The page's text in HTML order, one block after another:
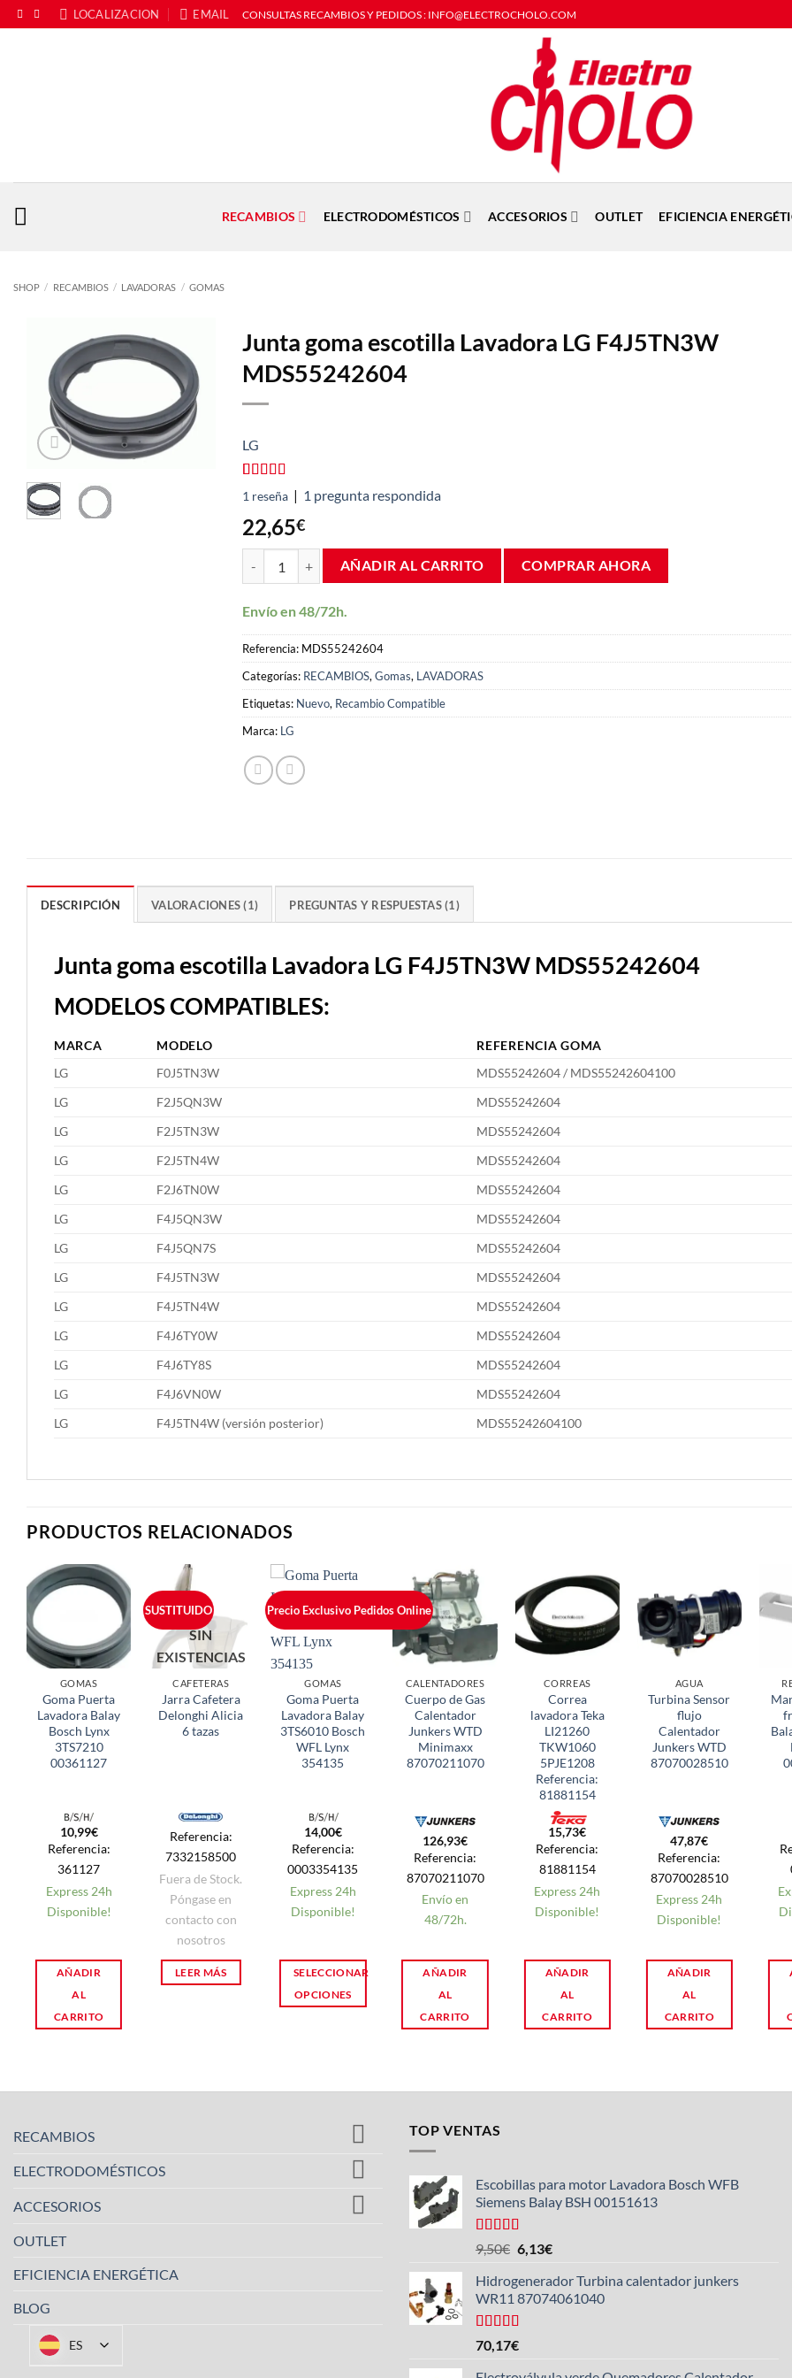
Saltar
al
LOCALIZACION EMAIL CONSULTAS RECAMBIOS Y PEDIDOS : INFO@ELECTROCHOLO.COM
RECAMBIOS ELECTRODOMÉSTICOS ACCESORIOS OUTLET EFICIENCIA
SHOP / RECAMBIOS / LAVADORAS / GOMAS
Junta goma escotilla Lavadora LG F4J5TN3W
MDS55242604
LG
Valorado
con5.00 de
5 en base a
1
valoración
de un cliente
1 reseña | 1 pregunta respondida
22,65€
Junta goma escotilla Lavadora LG F4J5TN3W MDS55242604 cantidad
AÑADIR AL CARRITO COMPRAR AHORA
Envío en 48/72h.
Referencia: MDS55242604
Categorías: RECAMBIOS,Gomas, LAVADORAS
Etiquetas: Nuevo, Recambio Compatible
Marca: LG
DESCRIPCIÓN VALORACIONES (1) PREGUNTAS Y RESPUESTAS (1)
Junta goma escotilla Lavadora LG F4J5TN3W MDS55242604
MODELOS COMPATIBLES:
MARCA MODELO
REFERENCIA GOMA
LG
F0J5TN3W
MDS55242604 / MDS55242604100
LG
F2J5QN3W
MDS55242604
LG
F2J5TN3W
MDS55242604
LG
F2J5TN4W
MDS55242604
LG
F2J6TN0W
MDS55242604
LG
F4J5QN3W
MDS55242604
LG
F4J5QN7S
MDS55242604
LG
F4J5TN3W
MDS55242604
LG
F4J5TN4W
MDS55242604
LG
F4J6TY0W
MDS55242604
LG
F4J6TY8S
MDS55242604
LG
F4J6VN0W
MDS55242604
LG
F4J5TN4W (versión posterior) MDS55242604100
PRODUCTOS RELACIONADOS
GOMAS
Goma Puerta
Lavadora Balay
Bosch Lynx
3TS7210
00361127
10,99€
Referencia:
361127
Express 24h
Disponible!
AÑADIR
AL
CARRITO
SUSTITUIDO
SIN
EXISTENCIAS
CAFETERAS
Jarra Cafetera
Delonghi Alicia
6 tazas
Referencia:
7332158500
Fuera de Stock.
Póngase en
contacto con
nosotros
LEER MÁS
Precio Exclusivo Pedidos Online
GOMAS
Goma Puerta
Lavadora Balay
3TS6010 Bosch
WFL Lynx
354135
14,00€
Referencia:
0003354135
Express 24h
Disponible!
SELECCIONAR
OPCIONES
opciones
pueden
CALENTADORES
Cuerpo de Gas
Calentador
Junkers WTD
Minimaxx
87070211070
126,93€
Referencia:
87070211070
Envío en
48/72h.
AÑADIR
AL
CARRITO
CORREAS
Correa
lavadora Teka
LI21260
TKW1060
5PJE1208
Referencia:
81881154
15,73€
Referencia:
81881154
Express 24h
Disponible!
AÑADIR
AL
CARRITO
AGUA
Turbina Sensor
flujo
Calentador
Junkers WTD
87070028510
47,87€
Referencia:
87070028510
Express 24h
Disponible!
AÑADIR
AL
CARRITO
RECAMBIOS
ELECTRODOMÉSTICOS
ACCESORIOS
OUTLET
EFICIENCIA ENERGÉTICA
BLOG
ES
TOP VENTAS
Escobillas para motor Lavadora Bosch WFB
Siemens Balay BSH 00151613
Valorado
con
de
5
9,50€ El
original
era:
9,50€.
6,13€El
actual
es:
Hidrogenerador Turbina calentador junkers
WR11 87074061040
Valorado
con
5
70,17€